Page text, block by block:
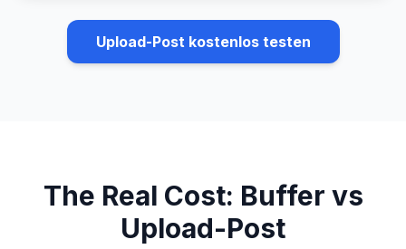
Upload-Post kostenlos testen
The Real Cost: Buffer vs
Upload-Post